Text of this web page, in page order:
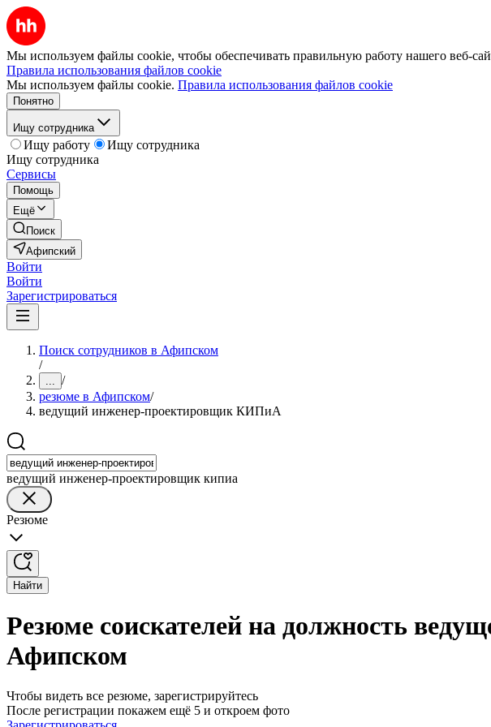
Мы используем файлы cookie, чтобы обеспечивать правильную работу нашего веб-
Правила использования файлов cookie
Мы используем файлы cookie. Правила использования файлов cookie
Понятно
Ищу сотрудника
Ищу работу
Ищу сотрудника
Ищу сотрудника
Сервисы
Помощь
Ещё
Поиск
Афипский
Войти
Войти
Зарегистрироваться
Поиск сотрудников в Афипском
/
... /
резюме в Афипском/
ведущий инженер-проектировщик КИПиА
ведущий инженер-проектировщик кипиа
Резюме
Найти
Резюме соискателей на должность
Афипском
Чтобы видеть все резюме, зарегистрируйтесь
После регистрации покажем ещё 5 и откроем фото